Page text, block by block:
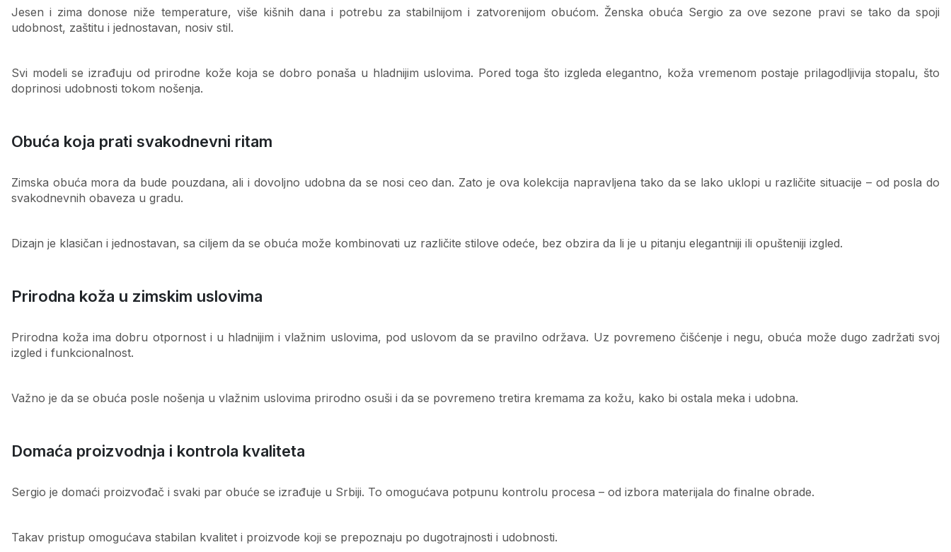
Jesen i zima donose niže temperature, više kišnih dana i potrebu za stabilnijom i zatvorenijom obućom. Ženska obuća Sergio za ove sezone pravi se tako da spoji
udobnost, zaštitu i jednostavan, nosiv stil.
Svi modeli se izrađuju od prirodne kože koja se dobro ponaša u hladnijim uslovima. Pored toga što izgleda elegantno, koža vremenom postaje prilagodljivija stopalu, što
doprinosi udobnosti tokom nošenja.
Obuća koja prati svakodnevni ritam
Zimska obuća mora da bude pouzdana, ali i dovoljno udobna da se nosi ceo dan. Zato je ova kolekcija napravljena tako da se lako uklopi u različite situacije – od posla do
svakodnevnih obaveza u gradu.
Dizajn je klasičan i jednostavan, sa ciljem da se obuća može kombinovati uz različite stilove odeće, bez obzira da li je u pitanju elegantniji ili opušteniji izgled.
Prirodna koža u zimskim uslovima
Prirodna koža ima dobru otpornost i u hladnijim i vlažnim uslovima, pod uslovom da se pravilno održava. Uz povremeno čišćenje i negu, obuća može dugo zadržati svoj
izgled i funkcionalnost.
Važno je da se obuća posle nošenja u vlažnim uslovima prirodno osuši i da se povremeno tretira kremama za kožu, kako bi ostala meka i udobna.
Domaća proizvodnja i kontrola kvaliteta
Sergio je domaći proizvođač i svaki par obuće se izrađuje u Srbiji. To omogućava potpunu kontrolu procesa – od izbora materijala do finalne obrade.
Takav pristup omogućava stabilan kvalitet i proizvode koji se prepoznaju po dugotrajnosti i udobnosti.